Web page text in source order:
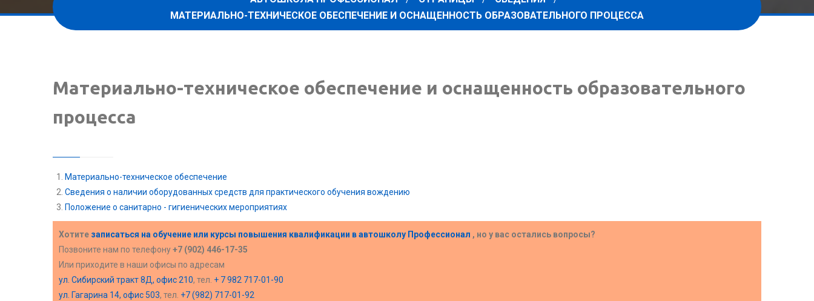
МАТЕРИАЛЬНО-ТЕХНИЧЕСКОЕ ОБЕСПЕЧЕНИЕ И ОСНАЩЕННОСТЬ ОБРАЗОВАТЕЛЬНОГО ПРОЦЕССА
Материально-техническое обеспечение и оснащенность образовательного
процесса
Материально-техническое обеспечение
Сведения о наличии оборудованных средств для практического обучения вождению
Положение о санитарно - гигиенических мероприятиях
Хотите записаться на обучение или курсы повышения квалификации вавтошколу Профессионал , но у вас остались вопросы?
Позвоните нам по телефону+7 (902) 446-17-35
Или приходите в наши офисы по адресам
ул. Сибирский тракт 8Д, офис 210, тел. + 7 982 717-01-90
ул. Гагарина 14, офис 503, тел. +7 (982) 717-01-92